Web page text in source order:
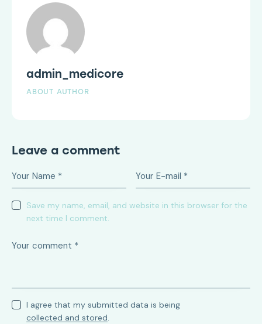
admin_medicore
ABOUT AUTHOR
Leave a comment
Save my name, email, and website in this browser for the
next time I comment.
I agree that my submitted data is being
collected and stored.